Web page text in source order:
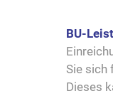
BU-
Sie sich
Dieses